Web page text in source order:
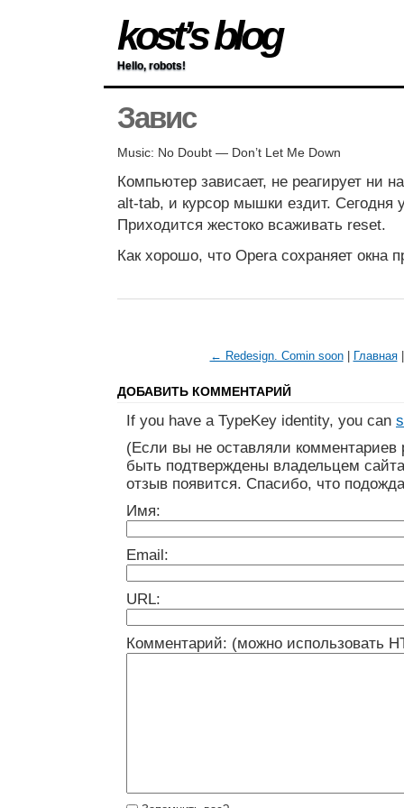
kost’s blog
Hello, robots!
Завис
Music: No Doubt — Don’t Let Me Down
Компьютер зависает, не реагирует ни
alt-tab, и курсор мышки ездит. Сегодня
Приходится жестоко всаживать reset.
Как хорошо, что Opera сохраняет окна
← Redesign. Comin soon| Главная
ДОБАВИТЬ КОММЕНТАРИЙ
If you have a TypeKey identity, you can
(Если вы не оставляли
быть подтверждены владельцем
отзыв появится. Спасибо, что
Имя:
Email:
URL:
Комментарий: (можно использовать